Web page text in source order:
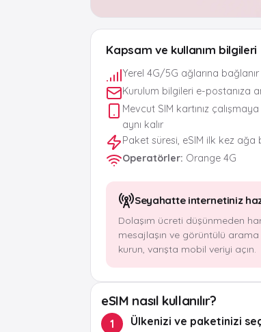
Kapsam ve kullanım bilgileri
Yerel 4G/5G ağlarına bağlanır
Kurulum bilgileri e-postanıza
Mevcut SIM kartınız
aynı kalır
Paket süresi, eSIM ilk kez ağa
Operatörler: Orange 4G
Seyahatte internetiniz
Dolaşım ücreti düşünmeden
mesajlaşın ve görüntülü arama
kurun, varışta mobil veriyi açın.
eSIM nasıl kullanılır?
1 Ülkenizi ve paketinizi